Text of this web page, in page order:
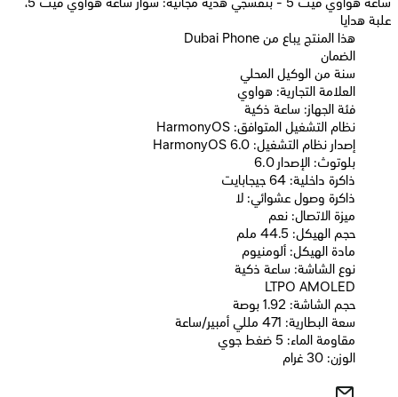
ساعة هواوي فيت 5 - بنفسجي هدية مجانية: سوار ساعة هواوي فيت 5،
علبة هدايا
Dubai Phone هذا المنتج يباع من
الضمان
سنة من الوكيل المحلي
العلامة التجارية: هواوي
فئة الجهاز: ساعة ذكية
نظام التشغيل المتوافق: HarmonyOS
إصدار نظام التشغيل: HarmonyOS 6.0
بلوتوث: الإصدار 6.0
ذاكرة داخلية: 64 جيجابايت
ذاكرة وصول عشوائي: لا
ميزة الاتصال: نعم
حجم الهيكل: 44.5 ملم
مادة الهيكل: ألومنيوم
نوع الشاشة: ساعة ذكية
LTPO AMOLED
حجم الشاشة: 1.92 بوصة
سعة البطارية: 471 مللي أمبير/ساعة
مقاومة الماء: 5 ضغط جوي
الوزن: 30 غرام